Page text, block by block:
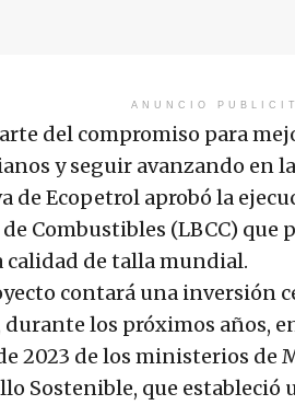
ANUNCIO
del compromiso para
y seguir avanzando en
de Ecopetrol aprobó la
Combustibles (LBCC)
calidad de talla mundial.
contará una inversión
durante los próximos años,
2023 de los ministerios de
Sostenible, que estableció